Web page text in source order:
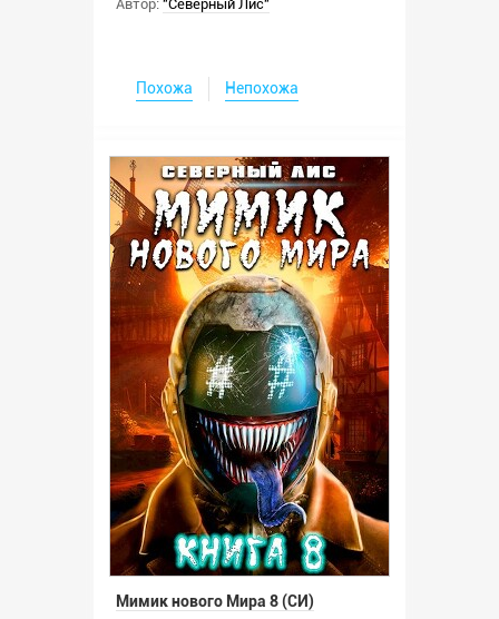
Автор: "Северный Лис"
Похожа Непохожа
Мимик нового Мира 8 (СИ)